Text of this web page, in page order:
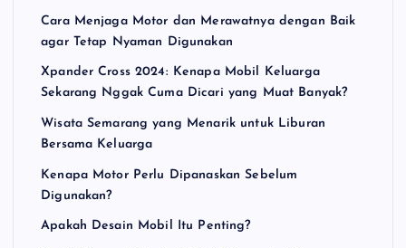
Cara Menjaga Motor dan Merawatnya dengan Baik
agar Tetap Nyaman Digunakan
Xpander Cross 2024: Kenapa Mobil Keluarga
Sekarang Nggak Cuma Dicari yang Muat Banyak?
Wisata Semarang yang Menarik untuk Liburan
Bersama Keluarga
Kenapa Motor Perlu Dipanaskan Sebelum
Digunakan?
Apakah Desain Mobil Itu Penting?